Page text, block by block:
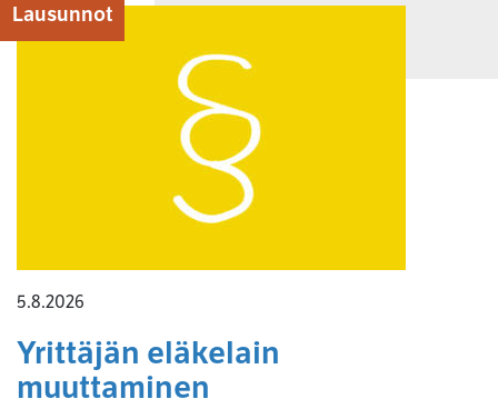
Lausunnot
5.8.2026
Yrittäjän eläkelain
muuttaminen